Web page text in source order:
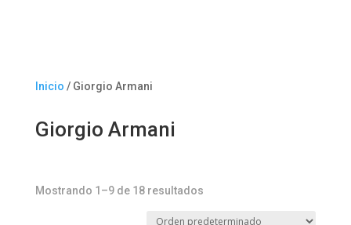
Inicio / Giorgio Armani
Giorgio Armani
Mostrando 1–9 de 18 resultados